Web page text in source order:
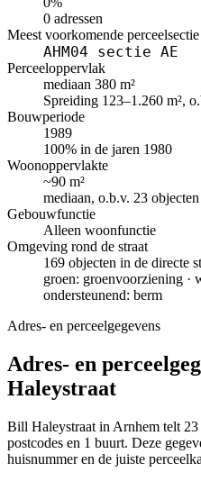
0 adressen
Meest voorkomende perceelsectie
AHM04 sectie AE
Perceeloppervlak
mediaan 380 m²
Spreiding 123–1.260 m²,
Bouwperiode
1989
100% in de jaren 1980
Woonoppervlakte
~90 m²
mediaan, o.b.v. 23 objecten
Gebouwfunctie
Alleen woonfunctie
Omgeving rond de straat
169 objecten in de directe
groen: groenvoorziening ·
ondersteunend: berm
Adres- en perceelgegevens
Adres- en
Haleystraat
Bill Haleystraat in Arnhem telt 23
postcodes en 1 buurt. Deze
huisnummer en de juiste